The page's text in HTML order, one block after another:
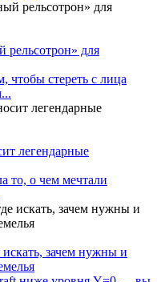
рельсотрон» для
чтобы стереть с лица
легендарные
то, о чем мечтали
зачем нужны и